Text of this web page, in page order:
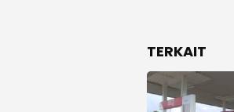
TERKAIT